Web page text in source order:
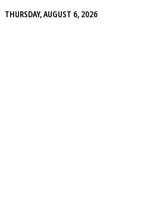
THURSDAY, AUGUST 6, 2026